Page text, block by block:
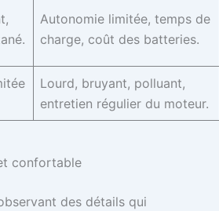
Autonomie limitée, temps de
charge, coût des batteries.
Lourd, bruyant, polluant,
entretien régulier du moteur.
confortable
des détails qui